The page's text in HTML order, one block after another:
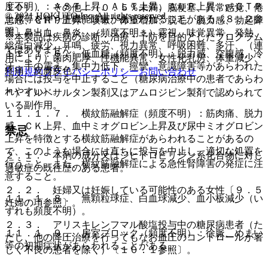
１０）． その他：（０．５％未満）脳梗塞、異常感覚、倦
怠感、ＣＲＰ上昇、咳嗽、体重増加、脱毛、脱力感、勃起障
害、鼻出血、鼻炎、（頻度不明＊）霧視、味覚異常、発熱、
総蛋白減少、耳鳴、疲労、視力異常、呼吸困難、多汗、（連
用により）歯肉肥厚、性機能異常、女性化乳房、体重減少、
疼痛、皮膚変色。
＊）イルベサルタン製剤又はアムロジピン製剤で認められて
いる副作用。
禁忌
２．１． 本剤の成分又はジヒドロピリジン系化合物に対し
過敏症の既往歴のある患者。
２．２． 妊婦又は妊娠している可能性のある女性〔９．５
妊婦の項参照〕。
２．３． アリスキレンフマル酸塩投与中の糖尿病患者（た
だし、他の降圧治療を行ってもなお血圧のコントロールが著
しく不良の患者を除く）〔１０．１参照〕。
度不明）：ＡＳＴ上昇、ＡＬＴ上昇、ＡＬＰ上昇、γ−ＧＴＰ
上昇等を伴う肝機能障害があらわれることがある〔８．２参
照〕。
１１．１．６． 低血糖（頻度不明）：脱力感、空腹感、冷
汗、手の震え、集中力低下、痙攣、意識障害等があらわれた
場合には投与を中止すること（糖尿病治療中の患者であらわ
れやすい）。
１１．１．７． 横紋筋融解症（頻度不明）：筋肉痛、脱力
感、ＣＫ上昇、血中ミオグロビン上昇及び尿中ミオグロビン
上昇を特徴とする横紋筋融解症があらわれることがあるの
で、このような場合には直ちに投与を中止し、適切な処置を
行うこと。また、横紋筋融解症による急性腎障害の発症に注
意すること。
１１．１．８． 無顆粒球症、白血球減少、血小板減少（い
ずれも頻度不明）。
１１．１．９． 房室ブロック（頻度不明）：徐脈、めまい
等の初期症状があらわれることがある。
© 2021 HOKUTO Inc. All rights reserved.
※本製品は疾病の診断・治療・予防を目的としたプログラム
ではありません。
利用規約プライバシーポリシーお問い合わせ